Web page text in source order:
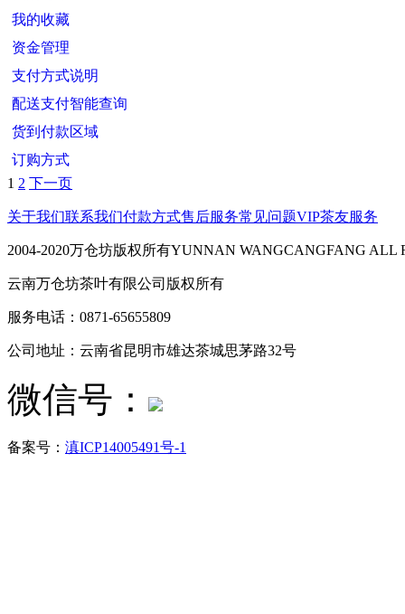
我的收藏
资金管理
支付方式说明
配送支付智能查询
货到付款区域
订购方式
1 2 下一页
关于我们联系我们付款方式售后服务常见问题VIP茶友服务
2004-2020万仓坊版权所有YUNNAN WANGCANGFANG ALL
云南万仓坊茶叶有限公司版权所有
服务电话：0871-65655809
公司地址：云南省昆明市雄达茶城思茅路32号
微信号：
备案号： 滇ICP14005491号-1